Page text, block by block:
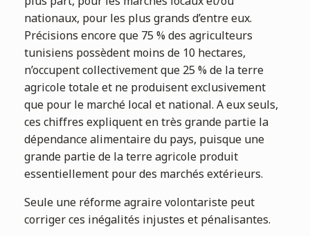
nationaux, pour les plus grands d’entre eux.
Précisions encore que 75 % des agriculteurs
tunisiens possèdent moins de 10 hectares,
n’occupent collectivement que 25 % de la terre
agricole totale et ne produisent exclusivement
que pour le marché local et national. A eux seuls,
ces chiffres expliquent en très grande partie la
dépendance alimentaire du pays, puisque une
grande partie de la terre agricole produit
essentiellement pour des marchés extérieurs.
Seule une réforme agraire volontariste peut
corriger ces inégalités injustes et pénalisantes.